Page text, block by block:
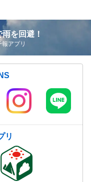
を回避！
アプリ
リ